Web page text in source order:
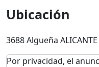
Ubicación
3688 Algueña
Por privacidad, el